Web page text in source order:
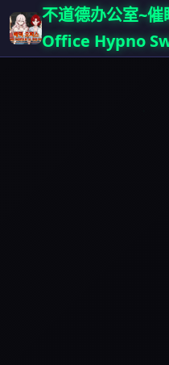
不道德办公室~
Office Hypno